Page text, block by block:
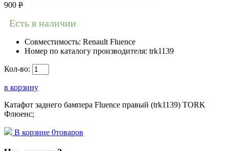
900 Р
Есть в наличии
Совместимость: Renault Fluence
Номер по каталогу производителя: trk1139
Кол-во:
в корзину
Катафот заднего бампера Fluence правый (trk1139) TORK
Флюенс;
В корзине 0товаров